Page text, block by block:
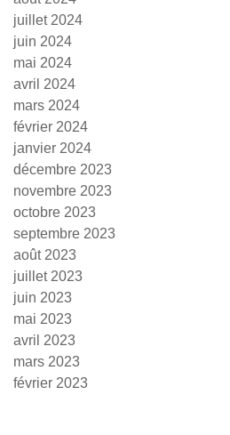
juillet 2024
juin 2024
mai 2024
avril 2024
mars 2024
février 2024
janvier 2024
décembre 2023
novembre 2023
octobre 2023
septembre 2023
août 2023
juillet 2023
juin 2023
mai 2023
avril 2023
mars 2023
février 2023